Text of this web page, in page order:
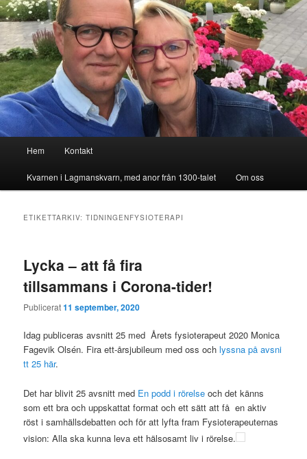
Hem Kontakt
Kvarnen i Lagmanskvarn, med anor från 1300-talet Om oss
ETIKETTARKIV:TIDNINGENFYSIOTERAPI
Lycka – att få fira
tillsammans i Corona-tider!
Publicerat11 september, 2020
Idag publiceras avsnitt 25 med Årets fysioterapeut 2020 Monica
Fagevik Olsén. Fira ett-årsjubileum med oss ochlyssna på avsni
tt 25 här.
Det har blivit 25 avsnitt med En podd i rörelseoch det känns
som ett bra och uppskattat format och ett sätt att få en aktiv
röst i samhällsdebatten och för att lyfta fram Fysioterapeuternas
vision: Alla ska kunna leva ett hälsosamt liv i rörelse.